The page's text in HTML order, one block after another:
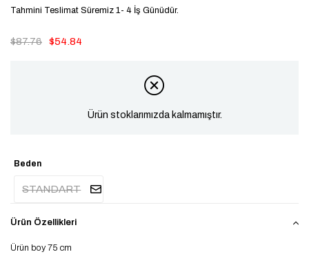
Tahmini Teslimat Süremiz 1- 4 İş Günüdür.
$87.76 $54.84
Ürün stoklarımızda kalmamıştır.
Beden
STANDART
Ürün Özellikleri
Ürün boy 75 cm